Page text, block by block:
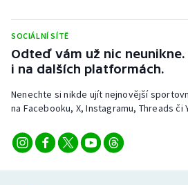
SOCIÁLNÍ SÍTĚ
Odteď vám už nic
i na dalších platformách.
Nenechte si nikde ujít nejnovější
na Facebooku, X, Instagramu, Threads či